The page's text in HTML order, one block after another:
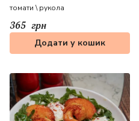
томати \ рукола
Додати у кошик
365 грн